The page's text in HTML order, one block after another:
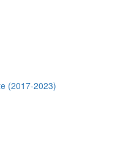
(2017-2023)